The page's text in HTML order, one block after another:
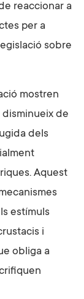
reaccionar a
per a
sobre
mostren
disminueix de
dels
Aquest
estímuls
i
obliga a